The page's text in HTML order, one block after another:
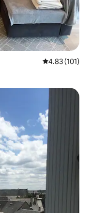
평점 4.83점(5
4.83 (101)